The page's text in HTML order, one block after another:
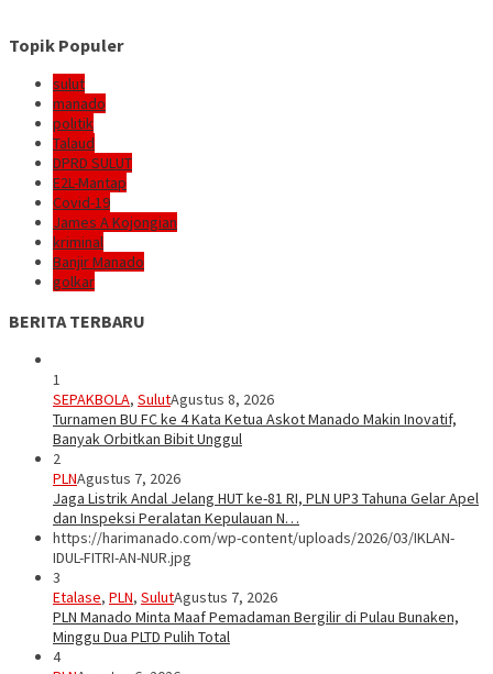
Topik Populer
sulut
manado
politik
Talaud
DPRD SULUT
E2L-Mantap
Covid-19
James A Kojongian
kriminal
Banjir Manado
golkar
BERITA TERBARU
1
SEPAKBOLA, SulutAgustus 8, 2026
Turnamen BU FC ke 4 Kata Ketua Askot Manado Makin Inovatif,
Banyak Orbitkan Bibit Unggul
2
PLNAgustus 7, 2026
Jaga Listrik Andal Jelang HUT ke-81 RI, PLN UP3 Tahuna Gelar Apel
dan Inspeksi Peralatan Kepulauan N…
https://harimanado.com/wp-content/uploads/2026/03/IKLAN-
IDUL-FITRI-AN-NUR.jpg
3
Etalase, PLN, SulutAgustus 7, 2026
PLN Manado Minta Maaf Pemadaman Bergilir di Pulau Bunaken,
Minggu Dua PLTD Pulih Total
4